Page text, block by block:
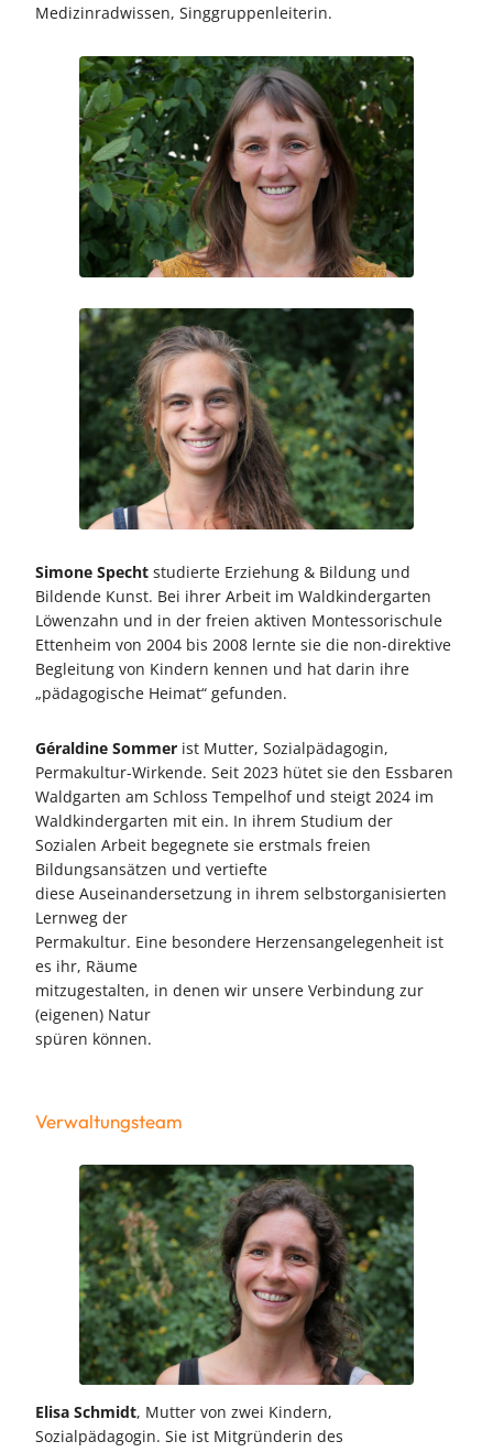
Medizinradwissen, Singgruppenleiterin.
Simone Specht studierte Erziehung & Bildung und
Bildende Kunst. Bei ihrer Arbeit im Waldkindergarten
Löwenzahn und in der freien aktiven Montessorischule
Ettenheim von 2004 bis 2008 lernte sie die non-direktive
Begleitung von Kindern kennen und hat darin ihre
„pädagogische Heimat“ gefunden.
Géraldine Sommer ist Mutter, Sozialpädagogin,
Permakultur-Wirkende. Seit 2023 hütet sie den Essbaren
Waldgarten am Schloss Tempelhof und steigt 2024 im
Waldkindergarten mit ein. In ihrem Studium der
Sozialen Arbeit begegnete sie erstmals freien
Bildungsansätzen und vertiefte
diese Auseinandersetzung in ihrem selbstorganisierten
Lernweg der
Permakultur. Eine besondere Herzensangelegenheit ist
es ihr, Räume
mitzugestalten, in denen wir unsere Verbindung zur
(eigenen) Natur
spüren können.
Verwaltungsteam
Elisa Schmidt, Mutter von zwei Kindern,
Sozialpädagogin. Sie ist Mitgründerin des